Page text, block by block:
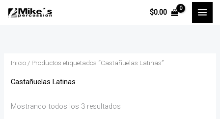
$0.00
Inicio / Productos etiquetados “Castañuelas Latinas”
Castañuelas Latinas
Mostrando todos los 3 resultados